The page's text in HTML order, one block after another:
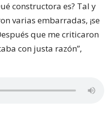
constructora es? Tal y
varias embarradas, ¡se
que me criticaron
con justa razón”,